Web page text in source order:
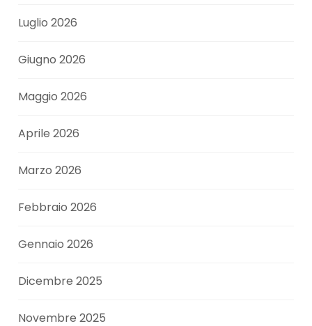
Luglio 2026
Giugno 2026
Maggio 2026
Aprile 2026
Marzo 2026
Febbraio 2026
Gennaio 2026
Dicembre 2025
Novembre 2025